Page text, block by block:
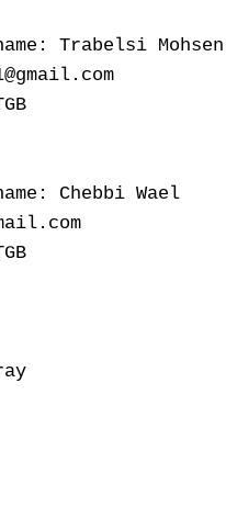
Trabelsi Mohsen
Chebbi Wael